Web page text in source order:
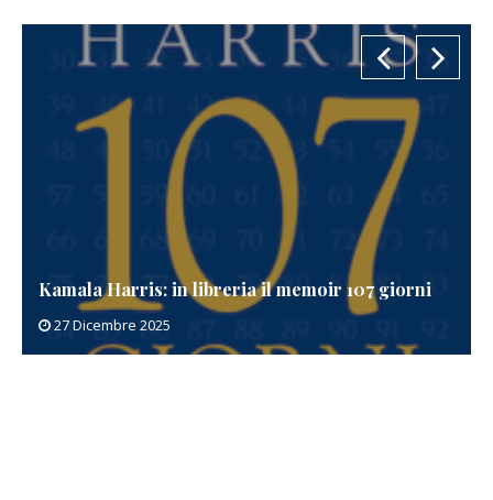
Kamala Harris: in libreria il memoir 107 giorni
27 Dicembre 2025